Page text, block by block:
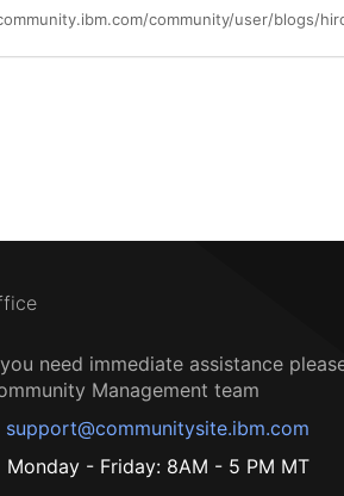
need immediate assistance
Management team
support@communitysite.ibm.com
Monday - Friday: 8AM - 5 PM MT